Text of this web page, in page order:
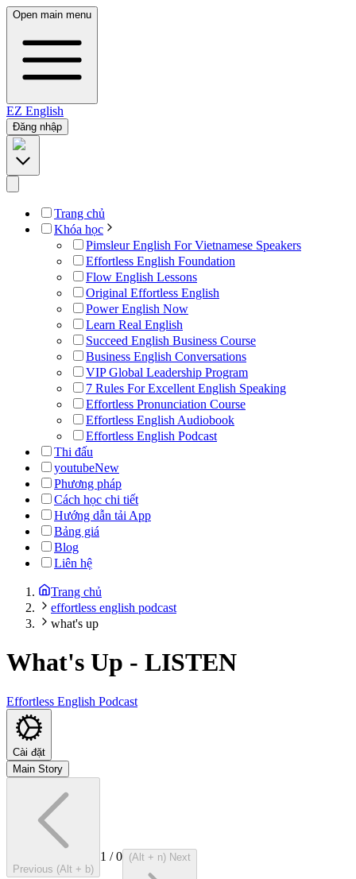
Open main menu
EZ English
Đăng nhập
Trang chủ
Khóa học
Pimsleur English For Vietnamese Speakers
Effortless English Foundation
Flow English Lessons
Original Effortless English
Power English Now
Learn Real English
Succeed English Business Course
Business English Conversations
VIP Global Leadership Program
7 Rules For Excellent English Speaking
Effortless Pronunciation Course
Effortless English Audiobook
Effortless English Podcast
Thi đấu
youtubeNew
Phương pháp
Cách học chi tiết
Hướng dẫn tải App
Bảng giá
Blog
Liên hệ
Trang chủ
effortless english podcast
what's up
What's Up - LISTEN
Effortless English Podcast
Cài đặt
Main Story
Previous (Alt + b)
1 /0 (Alt + n) Next